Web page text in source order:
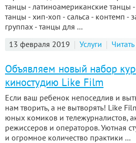
танцы - латиноамериканские танцы
танцы - хип-хоп - сальса - контемп -
группах - танцы для ...
13 февраля 2019
Услуги
Объявляем новый набор
киностудию Like Film
Если ваш ребенок непоседлив и
нам творить, а не вытворять! Like
юных комиков и тележурналистов,
режиссеров и операторов. Уютная
и огромное количество практики ...